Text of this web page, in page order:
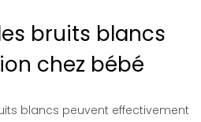
bruits blancs
chez bébé
blancs peuvent effectivement